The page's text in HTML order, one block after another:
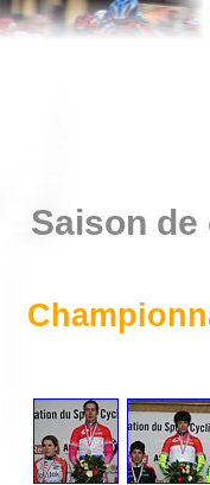
Saison